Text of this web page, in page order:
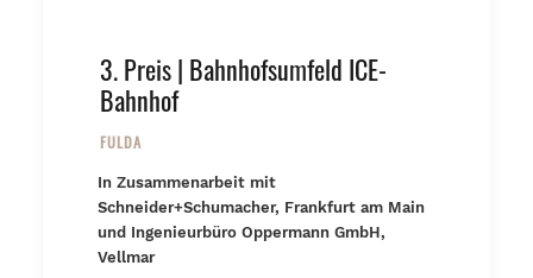
3. Preis | Bahnhofsumfeld ICE-
Bahnhof
FULDA
In Zusammenarbeit mit
Schneider+Schumacher, Frankfurt am Main
und Ingenieurbüro Oppermann GmbH,
Vellmar